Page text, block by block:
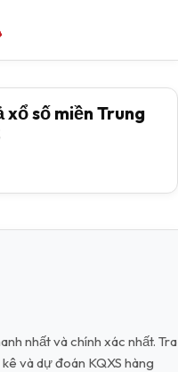
số miền Trung
nhất và chính xác nhất. Tra
và dự đoán KQXS hàng